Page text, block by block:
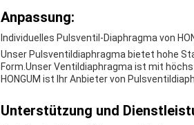
Anpassung:
Individuelles Pulsventil-Diaphragma von
Unser Pulsventildiaphragma bietet hohe
Form.Unser Ventildiaphragma ist mit
HONGUM ist Ihr Anbieter von
Unterstützung und